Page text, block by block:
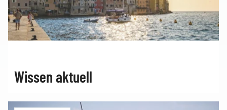
Wissen aktuell